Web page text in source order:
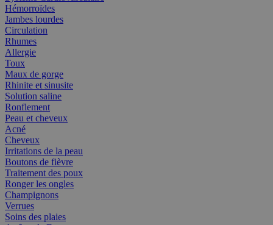
Hémorroïdes
Jambes lourdes
Circulation
Rhumes
Allergie
Toux
Maux de gorge
Rhinite et sinusite
Solution saline
Ronflement
Peau et cheveux
Acné
Cheveux
Irritations de la peau
Boutons de fièvre
Traitement des poux
Ronger les ongles
Champignons
Verrues
Soins des plaies